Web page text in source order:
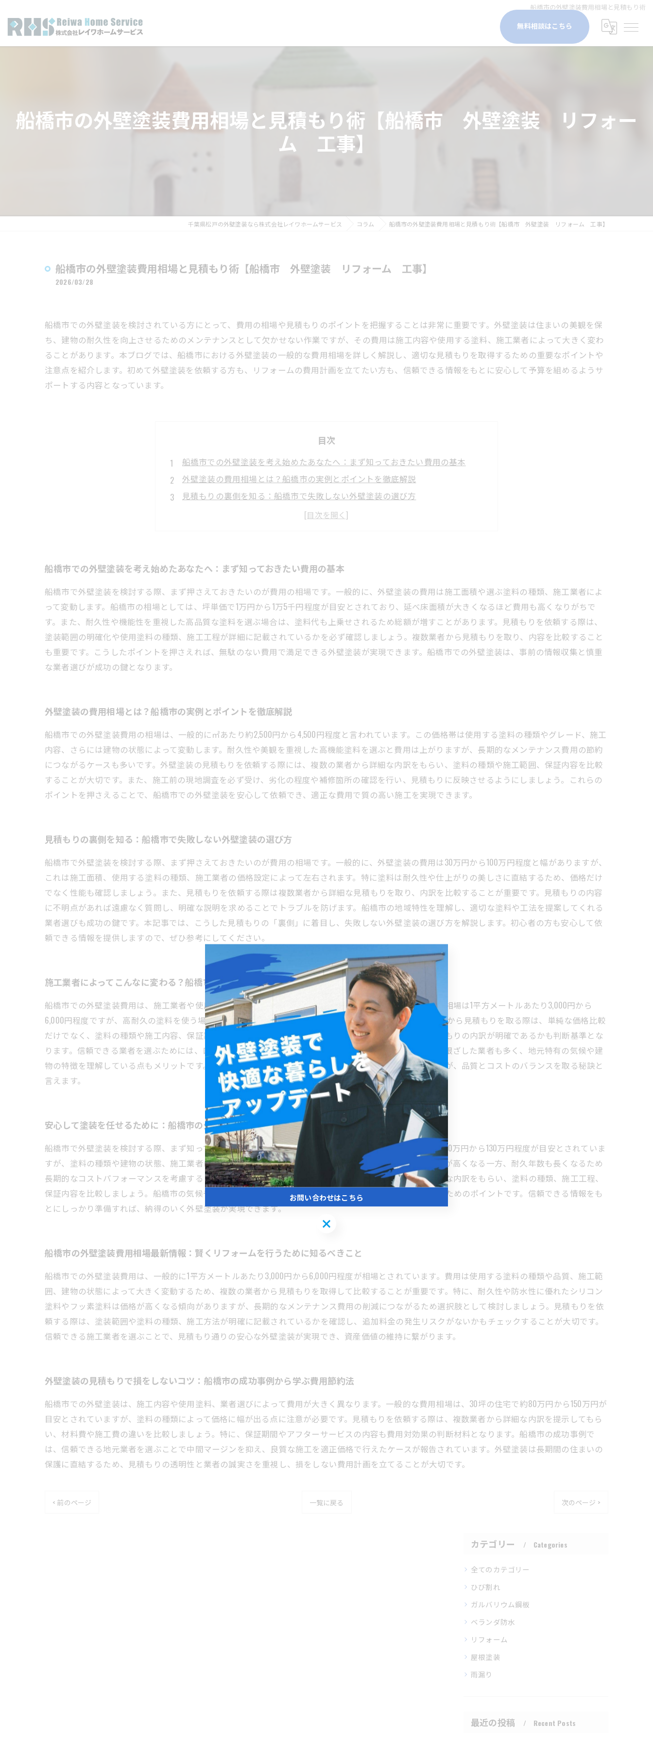
船橋市の外壁塗装費用相場と見積もり術
無料相談はこちら
船橋市の外壁塗装費用相場と見積もり術【船橋市 外壁塗装 リフォー
ム 工事】
千葉県松戸の外壁塗装なら株式会社レイワホームサービス コラム 船橋市の外壁塗装費用相場と見積もり術【船橋市 外壁塗装 リフォーム 工事】
船橋市の外壁塗装費用相場と見積もり術【船橋市 外壁塗装 リフォーム 工事】
2026/03/28
船橋市での外壁塗装を検討されている方にとって、費用の相場や見積もりのポイントを把握することは非常に重要です。外壁塗装は住まいの美観を保
ち、建物の耐久性を向上させるためのメンテナンスとして欠かせない作業ですが、その費用は施工内容や使用する塗料、施工業者によって大きく変わ
ることがあります。本ブログでは、船橋市における外壁塗装の一般的な費用相場を詳しく解説し、適切な見積もりを取得するための重要なポイントや
注意点を紹介します。初めて外壁塗装を依頼する方も、リフォームの費用計画を立てたい方も、信頼できる情報をもとに安心して予算を組めるようサ
ポートする内容となっています。
目次
船橋市での外壁塗装を考え始めたあなたへ：まず知っておきたい費用の基本
外壁塗装の費用相場とは？船橋市の実例とポイントを徹底解説
見積もりの裏側を知る：船橋市で失敗しない外壁塗装の選び方
施工業者によってこんなに変わる？船橋市の外壁塗装費用の比較術
外壁塗装の見積もりで損をしないコツ：船橋市の成功事例から学ぶ費用節約法
船橋市での外壁塗装を考え始めたあなたへ：まず知っておきたい費用の基本
船橋市で外壁塗装を検討する際、まず押さえておきたいのが費用の相場です。一般的に、外壁塗装の費用は施工面積や選ぶ塗料の種類、施工業者によ
って変動します。船橋市の相場としては、坪単価で1万円から1万5千円程度が目安とされており、延べ床面積が大きくなるほど費用も高くなりがちで
す。また、耐久性や機能性を重視した高品質な塗料を選ぶ場合は、塗料代も上乗せされるため総額が増すことがあります。見積もりを依頼する際は、
塗装範囲の明確化や使用塗料の種類、施工工程が詳細に記載されているかを必ず確認しましょう。複数業者から見積もりを取り、内容を比較すること
も重要です。こうしたポイントを押さえれば、無駄のない費用で満足できる外壁塗装が実現できます。船橋市での外壁塗装は、事前の情報収集と慎重
な業者選びが成功の鍵となります。
外壁塗装の費用相場とは？船橋市の実例とポイントを徹底解説
船橋市での外壁塗装費用の相場は、一般的に㎡あたり約2,500円から4,500円程度と言われています。この価格帯は使用する塗料の種類やグレード、施工
内容、さらには建物の状態によって変動します。耐久性や美観を重視した高機能塗料を選ぶと費用は上がりますが、長期的なメンテナンス費用の節約
につながるケースも多いです。外壁塗装の見積もりを依頼する際には、複数の業者から詳細な内訳をもらい、塗料の種類や施工範囲、保証内容を比較
することが大切です。また、施工前の現地調査を必ず受け、劣化の程度や補修箇所の確認を行い、見積もりに反映させるようにしましょう。これらの
ポイントを押さえることで、船橋市での外壁塗装を安心して依頼でき、適正な費用で質の高い施工を実現できます。
見積もりの裏側を知る：船橋市で失敗しない外壁塗装の選び方
船橋市で外壁塗装を検討する際、まず押さえておきたいのが費用の相場です。一般的に、外壁塗装の費用は30万円から100万円程度と幅がありますが、
これは施工面積、使用する塗料の種類、施工業者の価格設定によって左右されます。特に塗料は耐久性や仕上がりの美しさに直結するため、価格だけ
でなく性能も確認しましょう。また、見積もりを依頼する際は複数業者から詳細な見積もりを取り、内訳を比較することが重要です。見積もりの内容
に不明点があれば遠慮なく質問し、明確な説明を求めることでトラブルを防げます。船橋市の地域特性を理解し、適切な塗料や工法を提案してくれる
業者選びも成功の鍵です。本記事では、こうした見積もりの「裏側」に着目し、失敗しない外壁塗装の選び方を解説します。初心者の方も安心して依
頼できる情報を提供しますので、ぜひ参考にしてください。
施工業者によってこんなに変わる？船橋市の外壁塗装費用の比較術
船橋市での外壁塗装費用は、施工業者や使用する塗料の種類、塗装面積により大きく異なります。一般的な相場は1平方メートルあたり3,000円から
6,000円程度ですが、高耐久の塗料を使う場合や複雑な施工が伴うケースでは費用が上昇します。複数の業者から見積もりを取る際は、単純な価格比較
だけでなく、塗料の種類や施工内容、保証期間などの詳細をしっかり確認することが重要です。また、見積もりの内訳が明確であるかも判断基準とな
ります。信頼できる業者を選ぶためには、口コミや過去の施工実績も参考にしましょう。船橋市では地域に根ざした業者も多く、地元特有の気候や建
物の特徴を理解している点もメリットです。適切に比較検討し、納得できるプランで外壁塗装を進めることが、品質とコストのバランスを取る秘訣と
言えます。
安心して塗装を任せるために：船橋市の外壁塗装費用と見積もりの総まとめ
船橋市で外壁塗装を検討する際、まず知っておきたいのが費用の相場です。一般的に、外壁塗装の費用は約70万円から130万円程度が目安とされていま
すが、塗料の種類や建物の状態、施工業者によって異なります。高耐久のシリコン塗料やフッ素塗料は価格が高くなる一方、耐久年数も長くなるため
長期的なコストパフォーマンスを考慮することが大切です。また、見積もりを取るときは複数業者から詳細な内訳をもらい、塗料の種類、施工工程、
保証内容を比較しましょう。船橋市の気候や建物の特性を理解している業者を選ぶことも、安心して任せるためのポイントです。信頼できる情報をも
とにしっかり準備すれば、納得のいく外壁塗装が実現できます。
船橋市の外壁塗装費用相場最新情報：賢くリフォームを行うために知るべきこと
船橋市での外壁塗装費用は、一般的に1平方メートルあたり3,000円から6,000円程度が相場とされています。費用は使用する塗料の種類や品質、施工範
囲、建物の状態によって大きく変動するため、複数の業者から見積もりを取得して比較することが重要です。特に、耐久性や防水性に優れたシリコン
塗料やフッ素塗料は価格が高くなる傾向がありますが、長期的なメンテナンス費用の削減につながるため選択肢として検討しましょう。見積もりを依
頼する際は、塗装範囲や塗料の種類、施工方法が明確に記載されているかを確認し、追加料金の発生リスクがないかもチェックすることが大切です。
信頼できる施工業者を選ぶことで、見積もり通りの安心な外壁塗装が実現でき、資産価値の維持に繋がります。
外壁塗装の見積もりで損をしないコツ：船橋市の成功事例から学ぶ費用節約法
船橋市での外壁塗装は、施工内容や使用塗料、業者選びによって費用が大きく異なります。一般的な費用相場は、30坪の住宅で約80万円から150万円が
目安とされていますが、塗料の種類によって価格に幅が出る点に注意が必要です。見積もりを依頼する際は、複数業者から詳細な内訳を提示してもら
い、材料費や施工費の違いを比較しましょう。特に、保証期間やアフターサービスの内容も費用対効果の判断材料となります。船橋市の成功事例で
は、信頼できる地元業者を選ぶことで中間マージンを抑え、良質な施工を適正価格で行えたケースが報告されています。外壁塗装は長期間の住まいの
保護に直結するため、見積もりの透明性と業者の誠実さを重視し、損をしない費用計画を立てることが大切です。
< 前のページ 一覧に戻る 次のページ >
カテゴリー Categories
全てのカテゴリー
ひび割れ
ガルバリウム鋼板
ベランダ防水
リフォーム
屋根塗装
雨漏り
最近の投稿 Recent Posts
お問い合わせはこちら
お問い合わせはこちら